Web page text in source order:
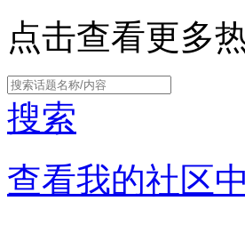
点击查看更多
搜索
查看我的社区